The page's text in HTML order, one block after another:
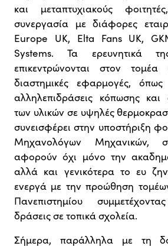
και μεταπτυχιακούς
συνεργασία με διάφορες
Europe UK, Elta Fans UK,
Systems. Τα ερευνητικά
επικεντρώνονται στον
διαστημικές εφαρμογές,
αλληλεπιδράσεις κόπωσης και
των υλικών σε υψηλές
συνεισφέρει στην υποστήριξη
Μηχανολόγων Μηχανικών,
αφορούν όχι μόνο την
αλλά και γενικότερα το ευ
ενεργά με την προώθηση
Πανεπιστημίου
δράσεις σε τοπικά σχολεία.
Σήμερα, παράλληλα με τη